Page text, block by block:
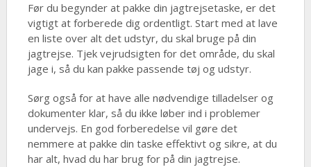
Før du begynder at pakke din jagtrejsetaske, er det
vigtigt at forberede dig ordentligt. Start med at lave
en liste over alt det udstyr, du skal bruge på din
jagtrejse. Tjek vejrudsigten for det område, du skal
jage i, så du kan pakke passende tøj og udstyr.
Sørg også for at have alle nødvendige tilladelser og
dokumenter klar, så du ikke løber ind i problemer
undervejs. En god forberedelse vil gøre det
nemmere at pakke din taske effektivt og sikre, at du
har alt, hvad du har brug for på din jagtrejse.